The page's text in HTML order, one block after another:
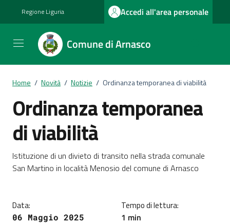
Regione Liguria Accedi all'area personale
Comune di Arnasco
Home / Novità / Notizie / Ordinanza temporanea di viabilità
Ordinanza temporanea
di viabilità
Dettagli della notizia
Istituzione di un divieto di transito nella strada comunale
San Martino in località Menosio del comune di Arnasco
Data:
06 Maggio 2025
Tempo di lettura:
1 min